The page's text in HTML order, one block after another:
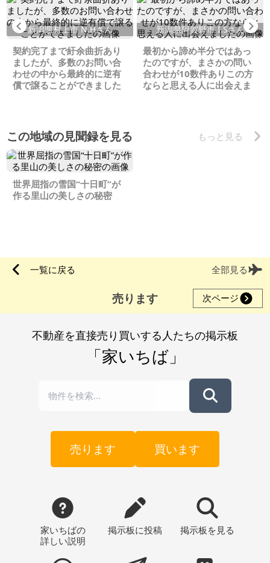
Previous
新潟県村上市 N.Hさん
契約完了まで紆余曲折あり
ましたが、多数のお問い合
わせの中から最終的に逆有
償で譲ることができました
新潟県阿賀野市 I.Sさん
最初から諦め半分ではあっ
たのですが、まさかの問い
合わせが10数件ありこの方
ならと思える人に出会えま
この地域の見聞録を見る もっと見る
世界屈指の雪国“十日町”が
作る里山の美しさの秘密
一覧に戻る 全部見る
売ります 次ページ
不動産を直接売り買いする人たちの掲示板
「家いちば」
売ります 買います
家いちばの
詳しい説明
掲示板に投稿 掲示板 を見る